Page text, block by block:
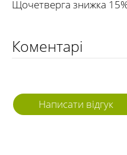
Щочетверга знижка
Коментарі
Написати відгук